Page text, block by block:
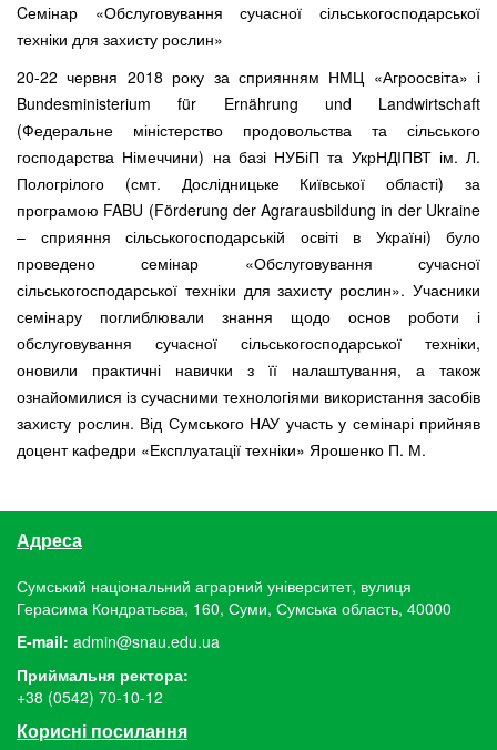
Cемінар «Обслуговування сучасної сільськогосподарської
техніки для захисту рослин»
20-22 червня 2018 року за сприянням НМЦ «Агроосвіта» і
Bundesministerium für Ernährung und Landwirtschaft
(Федеральне міністерство продовольства та сільського
господарства Німеччини) на базі НУБіП та УкрНДІПВТ ім. Л.
Пологрілого (смт. Дослідницьке Київської області) за
програмою FABU (Förderung der Agrarausbildung in der Ukraine
– сприяння сільськогосподарській освіті в Україні) було
проведено семінар «Обслуговування сучасної
сільськогосподарської техніки для захисту рослин». Учасники
семінару поглиблювали знання щодо основ роботи і
обслуговування сучасної сільськогосподарської техніки,
оновили практичні навички з її налаштування, а також
ознайомилися із сучасними технологіями використання засобів
захисту рослин. Від Сумського НАУ участь у семінарі прийняв
доцент кафедри «Експлуатації техніки» Ярошенко П. М.
Адреса
Сумський національний аграрний університет, вулиця
Герасима Кондратьєва, 160, Суми, Сумська область, 40000
E-mail: admin@snau.edu.ua
Приймальня ректора:
+38 (0542) 70-10-12
Корисні посилання